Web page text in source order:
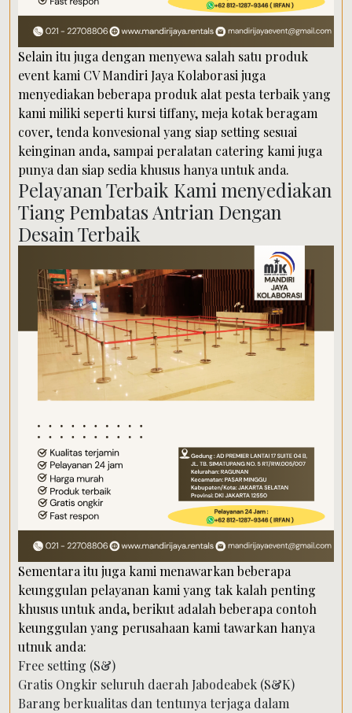
Selain itu juga dengan menyewa salah satu produk
event kami CV Mandiri Jaya Kolaborasi juga
menyediakan beberapa produk alat pesta terbaik yang
kami miliki seperti kursi tiffany, meja kotak beragam
cover, tenda konvesional yang siap setting sesuai
keinginan anda, sampai peralatan catering kami juga
punya dan siap sedia khusus hanya untuk anda.
Pelayanan Terbaik Kami menyediakan
Tiang Pembatas Antrian Dengan
Desain Terbaik
Sementara itu juga kami menawarkan beberapa
keunggulan pelayanan kami yang tak kalah penting
khusus untuk anda, berikut adalah beberapa contoh
keunggulan yang perusahaan kami tawarkan hanya
utnuk anda:
Free setting (S&)
Gratis Ongkir seluruh daerah Jabodeabek (S&K)
Barang berkualitas dan tentunya terjaga dalam